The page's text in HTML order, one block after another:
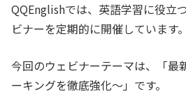
QQEnglishでは、英語学習に役立
ビナーを定期的に開催しています。
今回のウェビナーテーマは、「最
ーキングを徹底強化〜」です。